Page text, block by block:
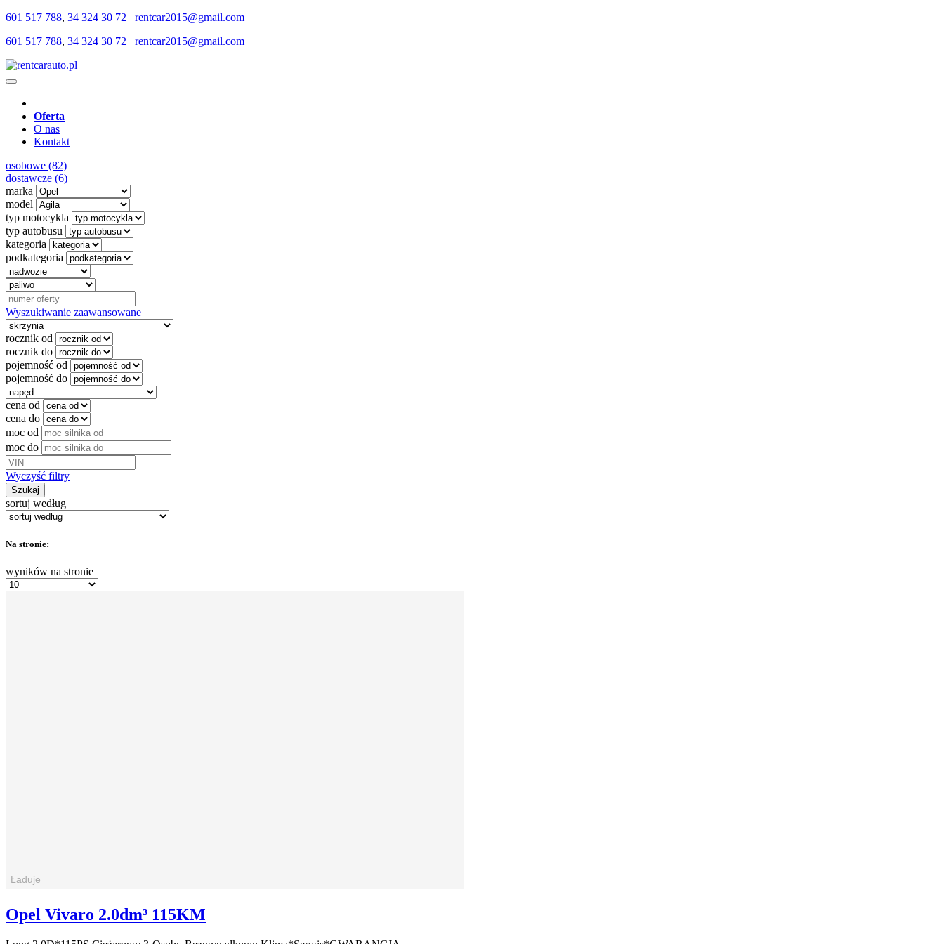
601 517 788, 34 324 30 72
rentcar2015@gmail.com
601 517 788, 34 324 30 72 rentcar2015@gmail.com
Oferta
O nas
Kontakt
osobowe (82)
dostawcze (6)
marka
model
typ motocykla
typ autobusu
kategoria
podkategoria
Wyszukiwanie zaawansowane
rocznik od
rocznik do
pojemność od
pojemność do
cena od
cena do
moc od
moc do
Wyczyść filtry
Szukaj
sortuj według
Na stronie:
wyników na stronie
Opel Vivaro 2.0dm³ 115KM